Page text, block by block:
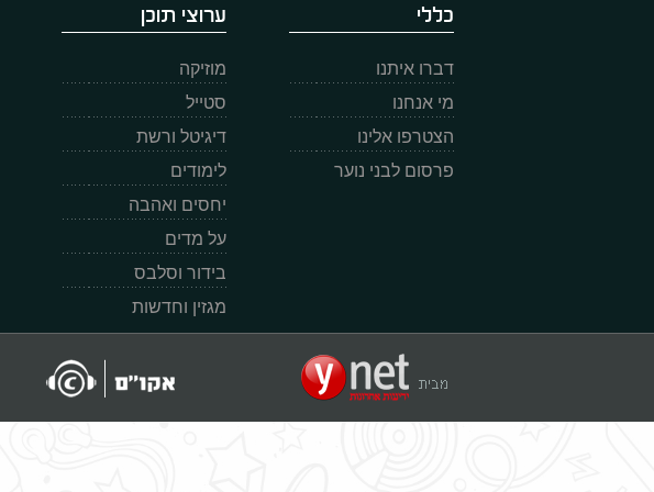
כללי
דברו איתנו
מי אנחנו
הצטרפו אלינו
פרסום לבני נוער
ערוצי תוכן
מוזיקה
סטייל
דיגיטל ורשת
לימודים
יחסים ואהבה
על מדים
בידור וסלבס
מגזין וחדשות